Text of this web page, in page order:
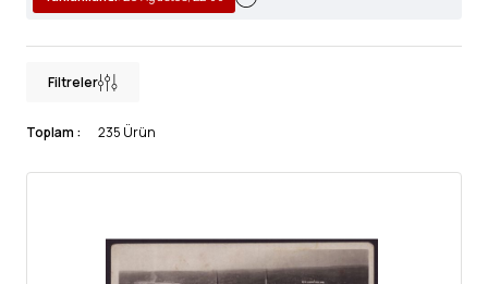
Filtreler
Toplam : 235 Ürün